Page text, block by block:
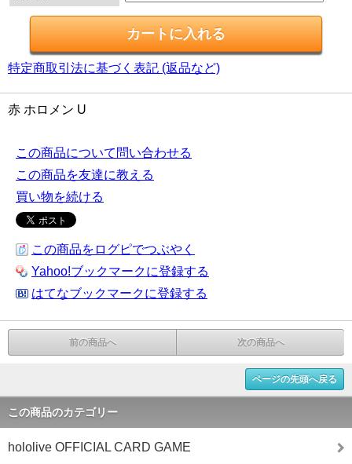
特定商取引法に基づく表記 (返品など)
赤 ホロメン U
この商品について問い合わせる
この商品を友達に教える
買い物を続ける
この商品をログピでつぶやく
Yahoo!ブックマークに登録する
はてなブックマークに登録する
前の商品へ 次の商品へ
ページの先頭へ戻る
この商品のカテゴリー
hololive OFFICIAL CARD GAME